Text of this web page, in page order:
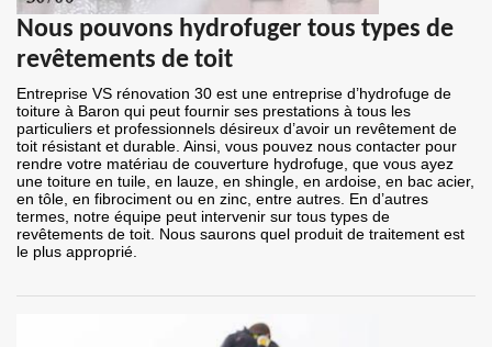
Nous pouvons hydrofuger tous types de
revêtements de toit
Entreprise VS rénovation 30 est une entreprise d’hydrofuge de
toiture à Baron qui peut fournir ses prestations à tous les
particuliers et professionnels désireux d’avoir un revêtement de
toit résistant et durable. Ainsi, vous pouvez nous contacter pour
rendre votre matériau de couverture hydrofuge, que vous ayez
une toiture en tuile, en lauze, en shingle, en ardoise, en bac acier,
en tôle, en fibrociment ou en zinc, entre autres. En d’autres
termes, notre équipe peut intervenir sur tous types de
revêtements de toit. Nous saurons quel produit de traitement est
le plus approprié.